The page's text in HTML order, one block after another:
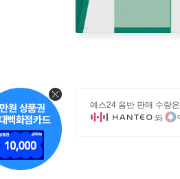
예스24 음반 판매 수량은
와